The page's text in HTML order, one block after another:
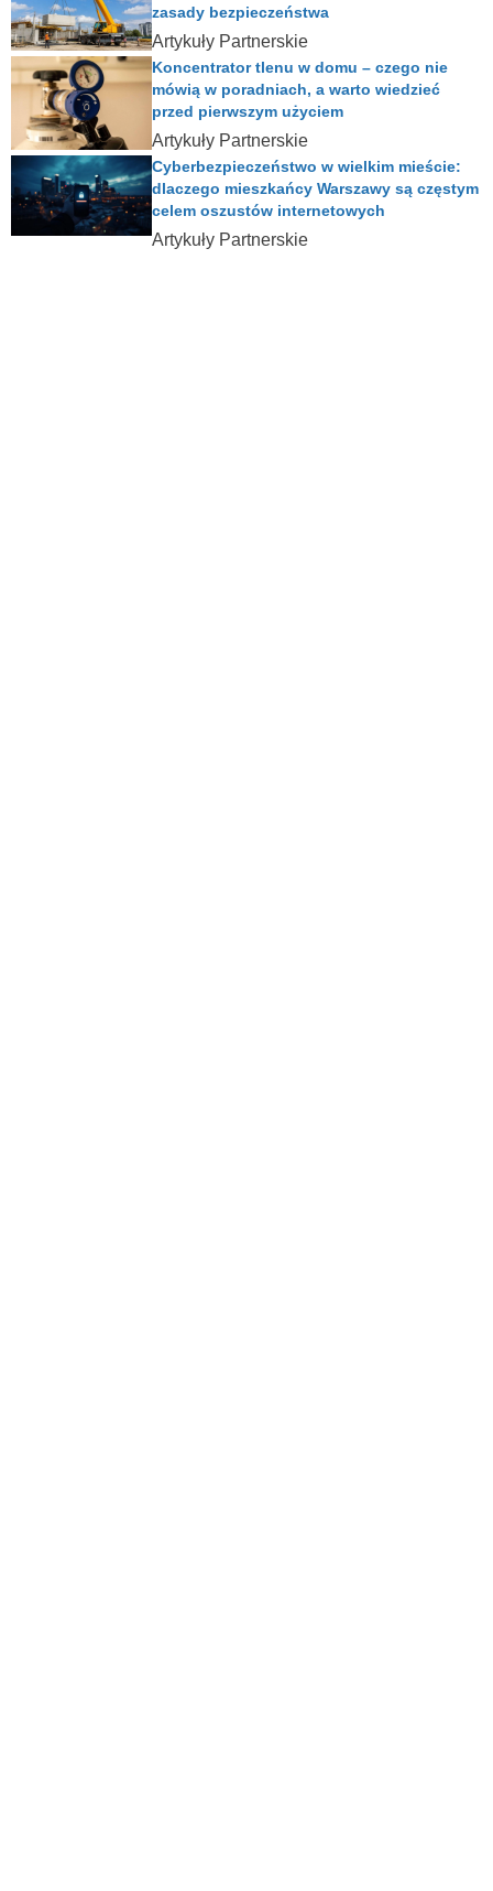
Artykuły Partnerskie
zasady bezpieczeństwa
Artykuły Partnerskie
Koncentrator tlenu w domu – czego nie
mówią w poradniach, a warto wiedzieć
przed pierwszym użyciem
Artykuły Partnerskie
Cyberbezpieczeństwo w wielkim mieście:
dlaczego mieszkańcy Warszawy są częstym
celem oszustów internetowych